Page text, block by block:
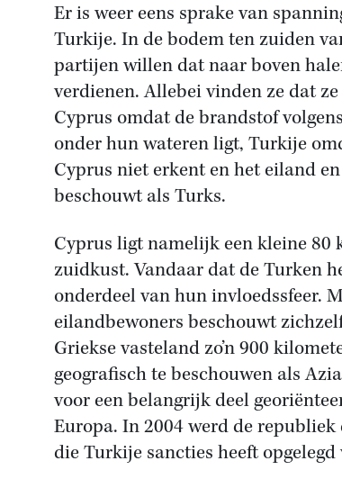
Er is weer eens sprake van
Turkije. In de bodem ten zuiden
partijen willen dat naar boven
verdienen. Allebei vinden ze dat
Cyprus omdat de brandstof
onder hun wateren ligt, Turkije
Cyprus niet erkent en het eiland
beschouwt als Turks.
Cyprus ligt namelijk een kleine 80
zuidkust. Vandaar dat de Turken
onderdeel van hun invloedssfeer.
eilandbewoners beschouwt
Griekse vasteland zo’n 900
geografisch te beschouwen als
voor een belangrijk deel
Europa. In 2004 werd de
die Turkije sancties heeft opgelegd